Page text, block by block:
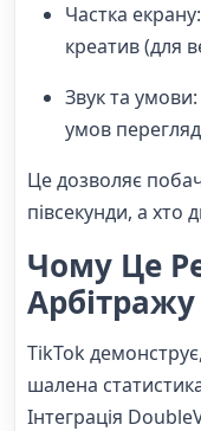
Частка
креатив (для
Звук та
умов
Це дозволяє
півсекунди, а хто
Чому Це
TikTok
шалена
Інтеграція